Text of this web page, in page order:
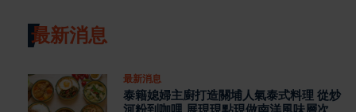
最新消息
最新消息
泰籍媳婦主廚打造關埔人氣泰式料理 從炒
河粉到咖哩 展現現點現做南洋風味層次